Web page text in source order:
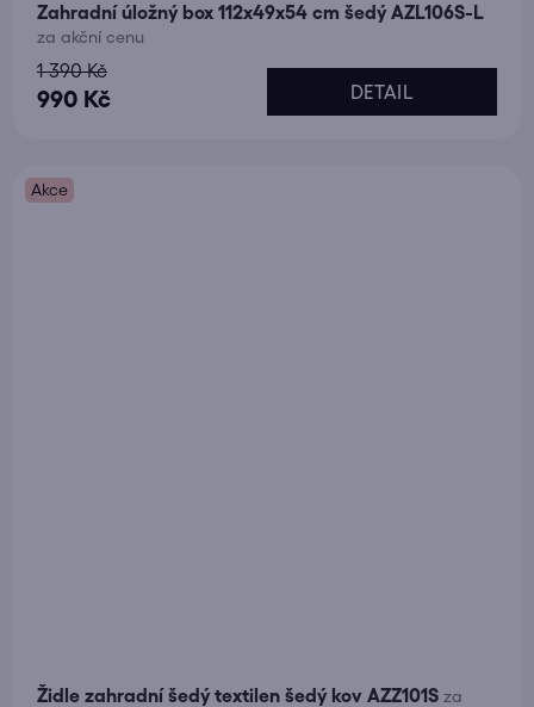
Zahradní úložný box 112x49x54 cm šedý AZL106S-L
za akční cenu
990 Kč
1 390 Kč
DETAIL
Akce
Židle zahradní šedý textilen šedý kov AZZ101S za